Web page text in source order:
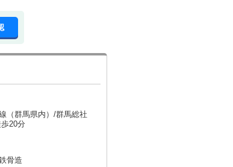
（群馬県内）/群馬総社
20分
骨造